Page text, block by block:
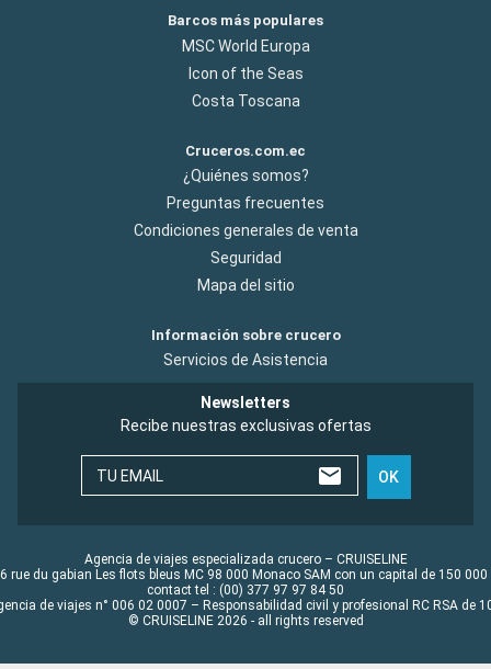
Barcos más populares
MSC World Europa
Icon of the Seas
Costa Toscana
Cruceros.com.ec
¿Quiénes somos?
Preguntas frecuentes
Condiciones generales de venta
Seguridad
Mapa del sitio
Información sobre crucero
Servicios de Asistencia
Newsletters
Recibe nuestras exclusivas ofertas
TU EMAIL OK
Agencia de viajes especializada crucero – CRUISELINE
rue du gabian Les flots bleus MC 98 000 Monaco SAM con un capital de 150 000
contact tel : (00) 377 97 97 84 50
de viajes n° 006 02 0007 – Responsabilidad civil y profesional RC RSA de
© CRUISELINE 2026 - all rights reserved